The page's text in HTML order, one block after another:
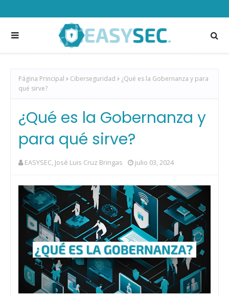
Página Principal Ciberseguridad
¿Qué es la Gobernanza y para
qué sirve?
¿Qué es la Gobernanza y
para qué sirve?
EASYSEC, José Luis Cruz Bringas julio 03, 2024